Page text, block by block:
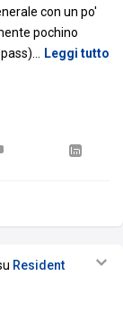
con un po'
pochino
… Leggi tutto
Resident